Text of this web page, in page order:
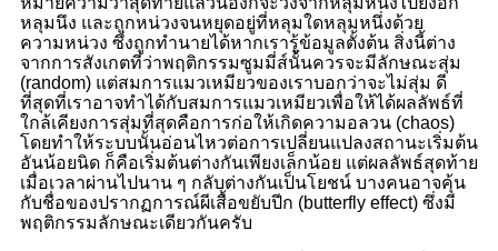
หลุมนึง และถูกหน่วงจนหยุดอยู่ที่หลุมใดหลุมหนึ่งด้วย
ความหน่วง ซึ่งถูกทำนายได้หากเรารู้ข้อมูลตั้งต้น สิ่งนี้ต่าง
จากการสังเกตที่ว่าพฤติกรรมซูมมี่ส์นั้นควรจะมีลักษณะสุ่ม
(random) แต่สมการแมวเหมียวของเราบอกว่าจะไม่สุ่ม ดี
ที่สุดที่เราอาจทำได้กับสมการแมวเหมียวเพื่อให้ได้ผลลัพธ์ที่
ใกล้เคียงการสุ่มที่สุดคือการก่อให้เกิดความอลวน (chaos)
โดยทำให้ระบบนั้นอ่อนไหวต่อการเปลี่ยนแปลงสถานะเริ่มต้น
อันน้อยนิด ก็คือเริ่มต้นต่างกันเพียงเล็กน้อย แต่ผลลัพธ์สุดท้าย
เมื่อเวลาผ่านไปนาน ๆ กลับต่างกันเป็นโยชน์ บางคนอาจคุ้น
กับชื่อของปรากฏการณ์ผีเสื้อขยับปีก (butterfly effect) ซึ่งมี
พฤติกรรมลักษณะเดียวกันครับ